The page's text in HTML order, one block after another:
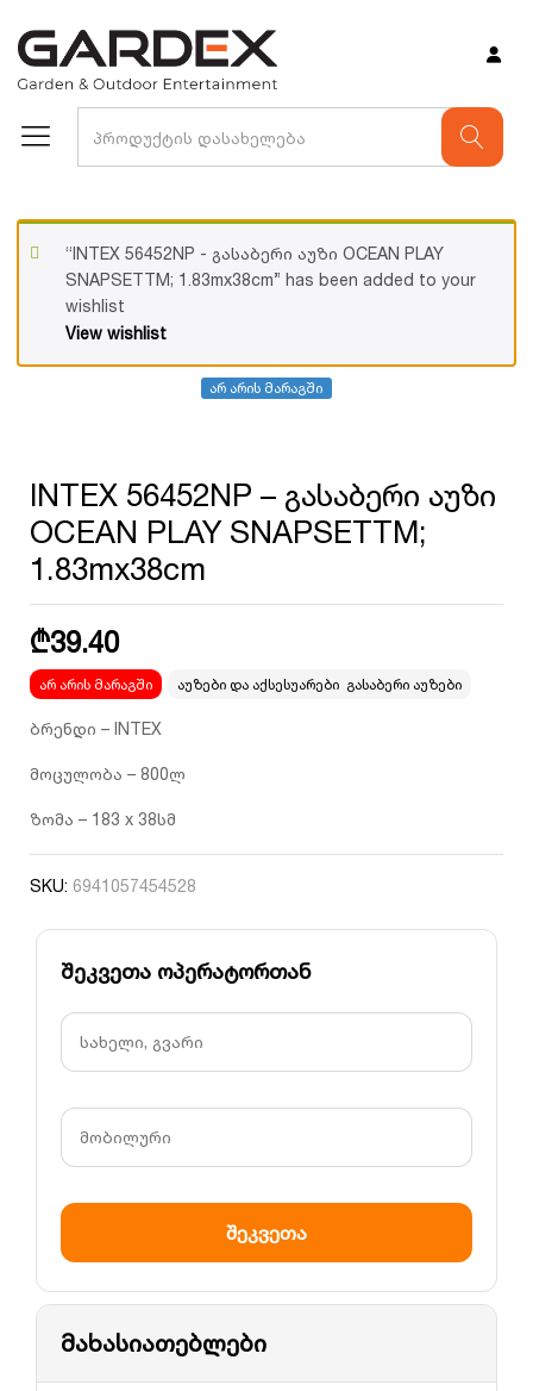
View wishlist
“INTEX 56452NP - გასაბერი აუზი OCEAN PLAY
SNAPSETTM; 1.83mx38cm” has been added to your
wishlist
არ არის მარაგში
INTEX 56452NP – გასაბერი აუზი
OCEAN PLAY SNAPSETTM;
1.83mx38cm
₾39.40
არ არის მარაგში აუზები და აქსესუარები გასაბერი აუზები
ბრენდი – INTEX
მოცულობა – 800ლ
ზომა – 183 x 38სმ
SKU: 6941057454528
შეკვეთა ოპერატორთან
მახასიათებლები